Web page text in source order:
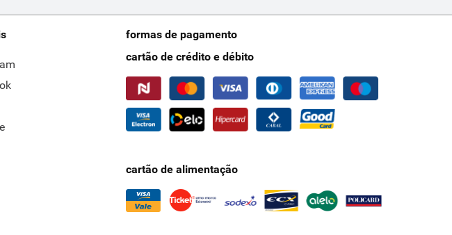
formas de pagamento
cartão de crédito e débito
cartão de alimentação